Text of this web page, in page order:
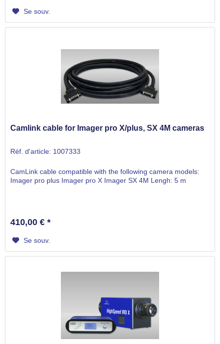
Se souv.
Camlink cable for Imager pro X/plus, SX 4M cameras
Réf. d'article: 1007333
CamLink cable compatible with the following camera models:
Imager pro plus Imager pro X Imager SX 4M Lengh: 5 m
410,00 € *
Se souv.